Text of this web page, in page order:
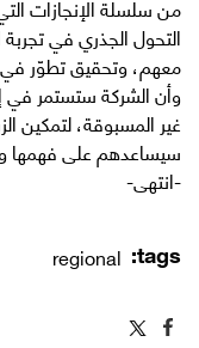
من سلسلة الإنجازات
التحول الجذري في
معهم، وتحقيق تطوّر
وأن الشركة ستستمر في
غير المسبوقة، لتمكين
سيساعدهم على فهمها
-انتهى-
tags:
regional